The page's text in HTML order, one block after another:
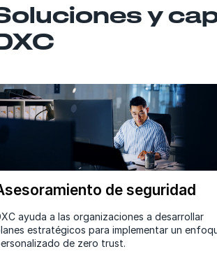
y
de seguridad
ayuda a las organizaciones a desarrollar
estratégicos para implementar un
de zero trust.